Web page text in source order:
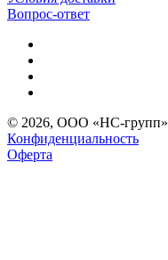
Вопрос-ответ
© 2026, ООО «НС-групп»
Конфиденциальность
Оферта